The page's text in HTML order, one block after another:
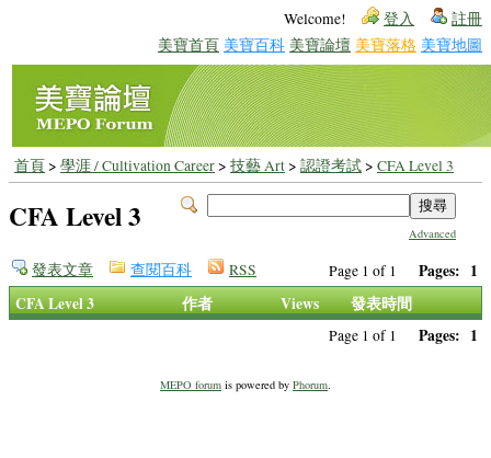
Welcome! 登入 註冊
美寶首頁 美寶百科 美寶論壇 美寶落格 美寶地圖
首頁> 學涯 / Cultivation Career> 技藝 Art> 認證考試> CFA Level 3
Advanced
CFA Level 3
Page 1 of 1 Pages: 1
發表文章 查閱百科 RSS
CFA Level 3 作者 Views 發表時間
Page 1 of 1 Pages: 1
MEPO forum is powered by Phorum.